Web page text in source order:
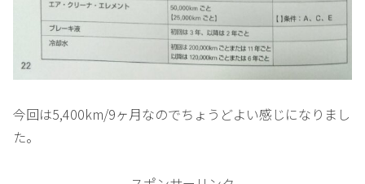
今回は5,400km/9ヶ月なのでちょうどよい感じになりまし
た。